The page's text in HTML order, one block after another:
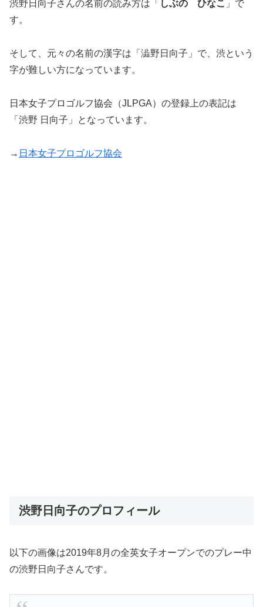
渋野日向子さんの名前の読み方は「 しぶの ひなこ 」で
す。
そして、元々の名前の漢字は「澁野日向子」で、渋という
字が難しい方になっています。
日本女子プロゴルフ協会（JLPGA）の登録上の表記は
「渋野 日向子」となっています。
→ 日本女子プロゴルフ協会
渋野日向子のプロフィール
以下の画像は2019年8月の全英女子オープンでのプレー中
の渋野日向子さんです。